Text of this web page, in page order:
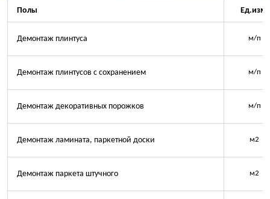
Полы Ед.изм.
Демонтаж плинтуса м/п
Демонтаж плинтусов с сохранением м/п
Демонтаж декоративных порожков м/п
Демонтаж ламината, паркетной доски м2
Демонтаж паркета штучного м2